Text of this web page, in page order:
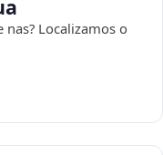
Localizamos o